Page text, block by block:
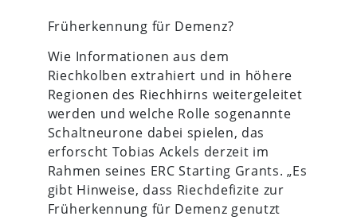
Früherkennung für Demenz?
Wie Informationen aus dem
Riechkolben extrahiert und in höhere
Regionen des Riechhirns weitergeleitet
werden und welche Rolle sogenannte
Schaltneurone dabei spielen, das
erforscht Tobias Ackels derzeit im
Rahmen seines ERC Starting Grants. „Es
gibt Hinweise, dass Riechdefizite zur
Früherkennung für Demenz genutzt